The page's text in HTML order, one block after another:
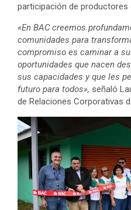
participación de productores
«En BAC creemos
comunidades para
compromiso es caminar a
oportunidades que nacen
sus capacidades y que les
futuro para todos», señaló
de Relaciones Corporativas